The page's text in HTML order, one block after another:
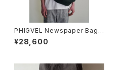
PHIGVEL Newspaper Bag
(Large)
¥28,600